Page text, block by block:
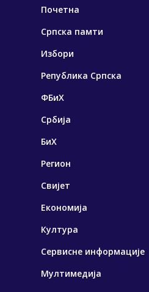
Почетна
Српска памти
Избори
Република Српска
ФБиХ
Србија
БиХ
Регион
Свијет
Економија
Култура
Сервисне информације
Мултимедија